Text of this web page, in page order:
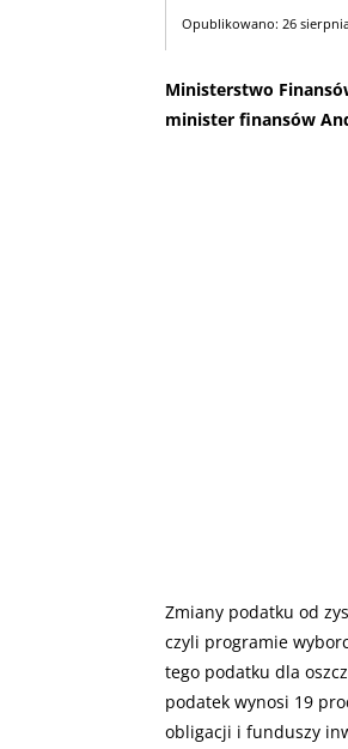
Opublikowano: 26
Ministerstwo
minister finansów
Zmiany podatku od
czyli programie
tego podatku dla
podatek wynosi 19
obligacji i funduszy